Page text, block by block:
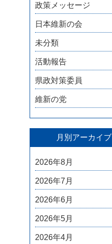
政策メッセージ
日本維新の会
未分類
活動報告
県政対策委員
維新の党
月別アーカイブ
2026年8月
2026年7月
2026年6月
2026年5月
2026年4月